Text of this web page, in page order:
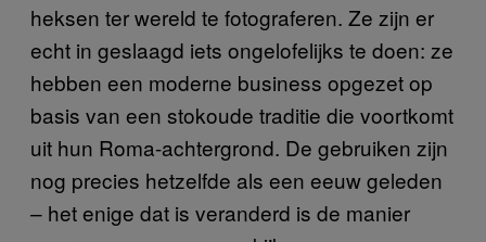
heksen ter wereld te fotograferen. Ze zijn er
echt in geslaagd iets ongelofelijks te doen: ze
hebben een moderne business opgezet op
basis van een stokoude traditie die voortkomt
uit hun Roma-achtergrond. De gebruiken zijn
nog precies hetzelfde als een eeuw geleden
– het enige dat is veranderd is de manier